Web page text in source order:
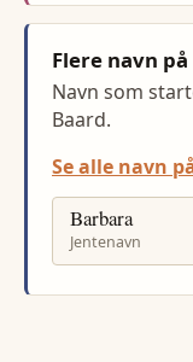
Flere navn på
Navn som
Baard.
Se alle navn
Barbara
Jentenavn